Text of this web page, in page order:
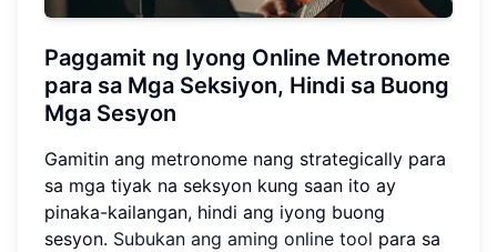
Paggamit ng Iyong Online Metronome
para sa Mga Seksiyon, Hindi sa Buong
Mga Sesyon
Gamitin ang metronome nang strategically para
sa mga tiyak na seksyon kung saan ito ay
pinaka-kailangan, hindi ang iyong buong
sesyon. Subukan ang aming online tool para sa